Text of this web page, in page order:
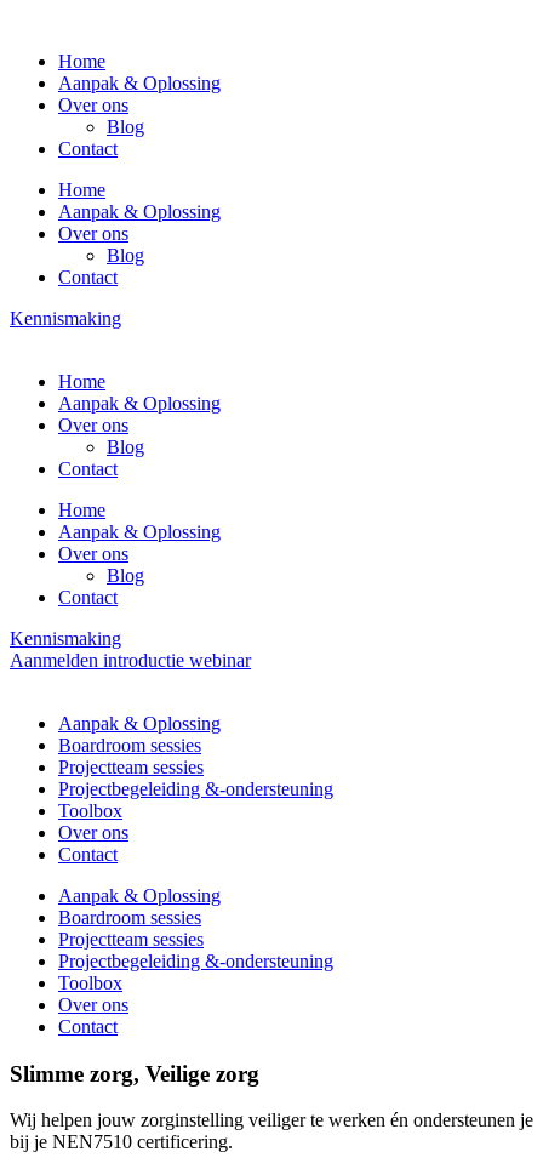
Home
Aanpak & Oplossing
Over ons
Blog
Contact
Home
Aanpak & Oplossing
Over ons
Blog
Contact
Kennismaking
Home
Aanpak & Oplossing
Over ons
Blog
Contact
Home
Aanpak & Oplossing
Over ons
Blog
Contact
Kennismaking
Aanmelden introductie webinar
Aanpak & Oplossing
Boardroom sessies
Projectteam sessies
Projectbegeleiding &-ondersteuning
Toolbox
Over ons
Contact
Aanpak & Oplossing
Boardroom sessies
Projectteam sessies
Projectbegeleiding &-ondersteuning
Toolbox
Over ons
Contact
Slimme zorg, Veilige zorg
Wij helpen jouw zorginstelling veiliger te werken én ondersteunen je
bij je NEN7510 certificering.